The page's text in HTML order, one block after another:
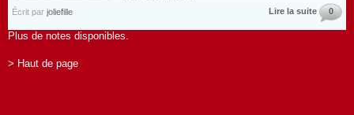
Écrit par joliefille Lire la suite 0
Plus de notes disponibles.
> Haut de page